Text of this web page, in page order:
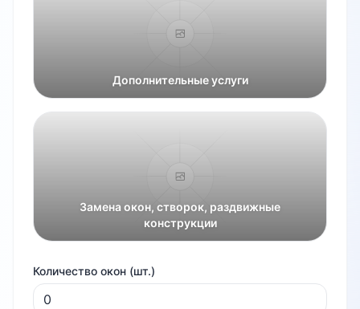
Дополнительные услуги
Замена окон, створок, раздвижные
конструкции
Количество окон (шт.)